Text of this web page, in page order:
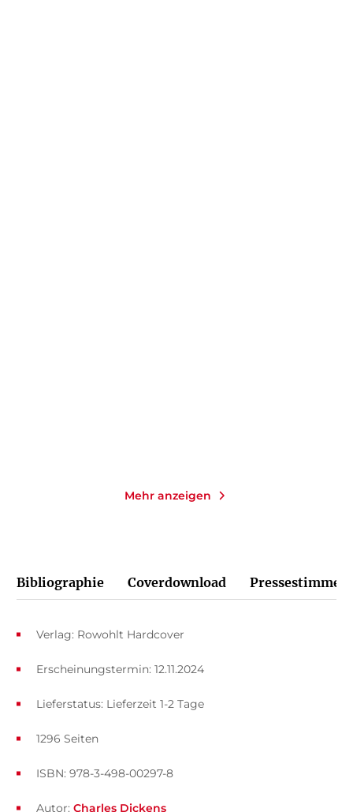
Mehr anzeigen
Bibliographie Coverdownload Pressestimmen
Verlag: Rowohlt Hardcover
Erscheinungstermin: 12.11.2024
Lieferstatus: Lieferzeit 1-2 Tage
ISBN: 978-3-498-00297-8
1296 Seiten
Autor: Charles Dickens